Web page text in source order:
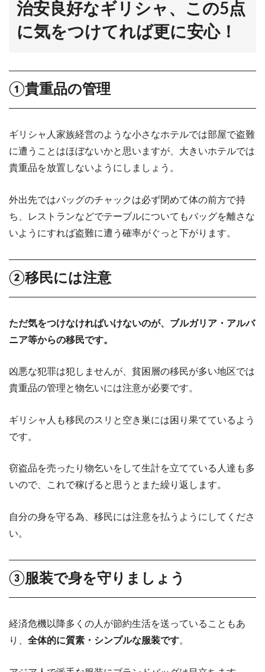
治安良好なギリシャ、この5点
に気をつけてれば更に安心！
①貴重品の管理
ギリシャ人家族経営のような小さなホテルでは部屋で盗難
に遭うことはほぼないかと思いますが、大きいホテルでは
貴重品を放置しないようにしましょう。
外出先ではバッグのチャックは必ず閉めて体の前方で持
ち、レストランなどでテーブルについてもバッグを離さな
いようにすれば盗難に遭う確率がぐっと下がります。
②移民には注意
ただ気をつけなければいけないのが、ブルガリア・アルバ
ニア等からの移民です。
凶悪な犯罪は犯しませんが、貧困層の移民が多い地区では
貴重品の管理と物乞いには注意が必要です。
ギリシャ人も移民のスリと空き巣には困り果てているよう
です。
窃盗品を売ったり物乞いをして生計を立てている人達も多
いので、これで稼げると思うとまた繰り返します。
自分の身を守る為、移民には注意を払うようにしてくださ
い。
③服装で身を守りましょう
経済危機以降多くの人が節約生活を送っていることもあ
り、 全体的に質素・シンプルな服装です。